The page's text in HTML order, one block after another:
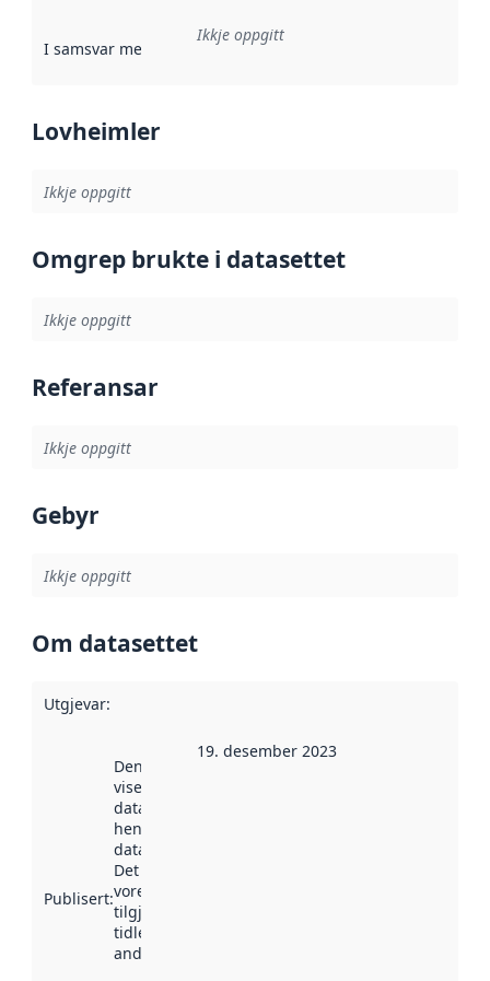
I samsvar med Referanse til ei implementeringsregel eller
Ikkje oppgitt
Lovheimler
Ikkje oppgitt
Omgrep brukte i datasettet
Ikkje oppgitt
Referansar
Ikkje oppgitt
Gebyr
Ikkje oppgitt
Om datasettet
Utgjevar:
Publisert:
Denne datoen
viser når
datasettet vart
henta inn av
data.norge.no.
Det kan ha
vore
tilgjengeleg
tidlegare
andre stader.
19. desember 2023